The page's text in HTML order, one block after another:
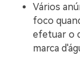
Vários
foco
efetuar o
marca